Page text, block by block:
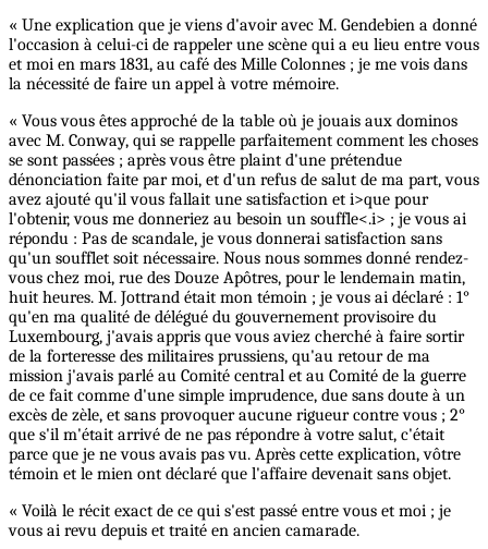
« Une explication que je viens d'avoir avec M. Gendebien a donné
l'occasion à celui-ci de rappeler une scène qui a eu lieu entre vous
et moi en mars 1831, au café des Mille Colonnes ; je me vois dans
la nécessité de faire un appel à votre mémoire.
« Vous vous êtes approché de la table où je jouais aux dominos
avec M. Conway, qui se rappelle parfaitement comment les choses
se sont passées ; après vous être plaint d'une prétendue
dénonciation faite par moi, et d'un refus de salut de ma part, vous
avez ajouté qu'il vous fallait une satisfaction et i>que pour
l'obtenir, vous me donneriez au besoin un souffle<.i> ; je vous ai
répondu : Pas de scandale, je vous donnerai satisfaction sans
qu'un soufflet soit nécessaire. Nous nous sommes donné rendez-
vous chez moi, rue des Douze Apôtres, pour le lendemain matin,
huit heures. M. Jottrand était mon témoin ; je vous ai déclaré : 1°
qu'en ma qualité de délégué du gouvernement provisoire du
Luxembourg, j'avais appris que vous aviez cherché à faire sortir
de la forteresse des militaires prussiens, qu'au retour de ma
mission j'avais parlé au Comité central et au Comité de la guerre
de ce fait comme d'une simple imprudence, due sans doute à un
excès de zèle, et sans provoquer aucune rigueur contre vous ; 2°
que s'il m'était arrivé de ne pas répondre à votre salut, c'était
parce que je ne vous avais pas vu. Après cette explication, vôtre
témoin et le mien ont déclaré que l'affaire devenait sans objet.
« Voilà le récit exact de ce qui s'est passé entre vous et moi ; je
vous ai revu depuis et traité en ancien camarade.